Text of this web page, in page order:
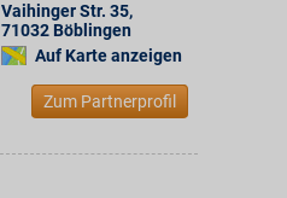
Vaihinger Str. 35,
71032 Böblingen
Auf Karte anzeigen
Zum Partnerprofil